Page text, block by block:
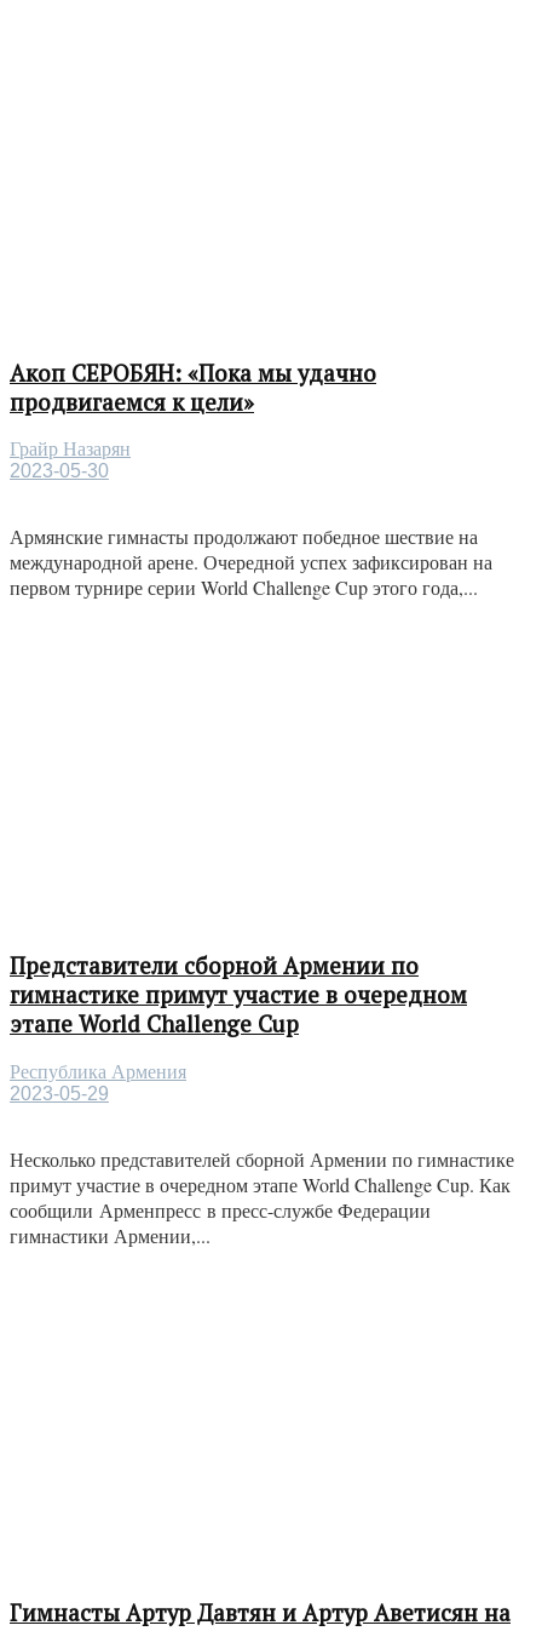
Акоп СЕРОБЯН: «Пока мы удачно
продвигаемся к цели»
Грайр Назарян
2023-05-30
Армянские гимнасты продолжают победное шествие на
международной арене. Очередной успех зафиксирован на
первом турнире серии World Challenge Cup этого года,...
Представители сборной Армении по
гимнастике примут участие в очередном
этапе World Challenge Cup
Республика Армения
2023-05-29
Несколько представителей сборной Армении по гимнастике
примут участие в очередном этапе World Challenge Cup. Как
сообщили Арменпресс в пресс-службе Федерации
гимнастики Армении,...
Гимнасты Артур Давтян и Артур Аветисян на